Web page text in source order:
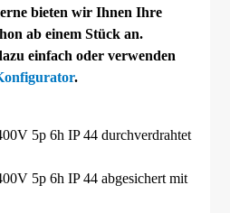
bieten wir Ihnen Ihre
ab einem Stück an.
einfach oder verwenden
.
5p 6h IP 44 durchverdrahtet
5p 6h IP 44 abgesichert mit